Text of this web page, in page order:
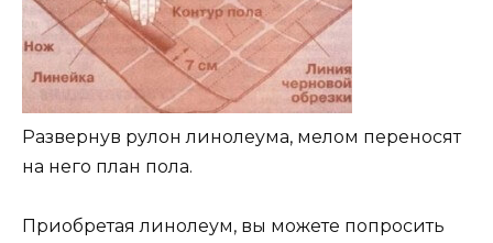
Развернув рулон линолеума, мелом переносят
на него план пола.
Приобретая линолеум, вы можете попросить